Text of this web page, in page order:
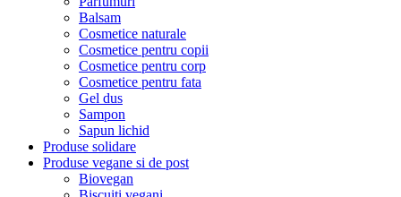
Balsam
Cosmetice naturale
Cosmetice pentru copii
Cosmetice pentru corp
Cosmetice pentru fata
Gel dus
Sampon
Sapun lichid
Produse solidare
Produse vegane si de post
Biovegan